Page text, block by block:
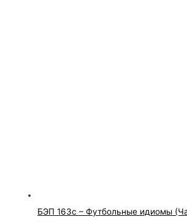
БЭП 163с – Футбольные идиомы